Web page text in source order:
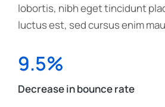
lobortis, nibh eget tincidunt
luctus est, sed cursus enim
9.5%
Decrease in bounce rate